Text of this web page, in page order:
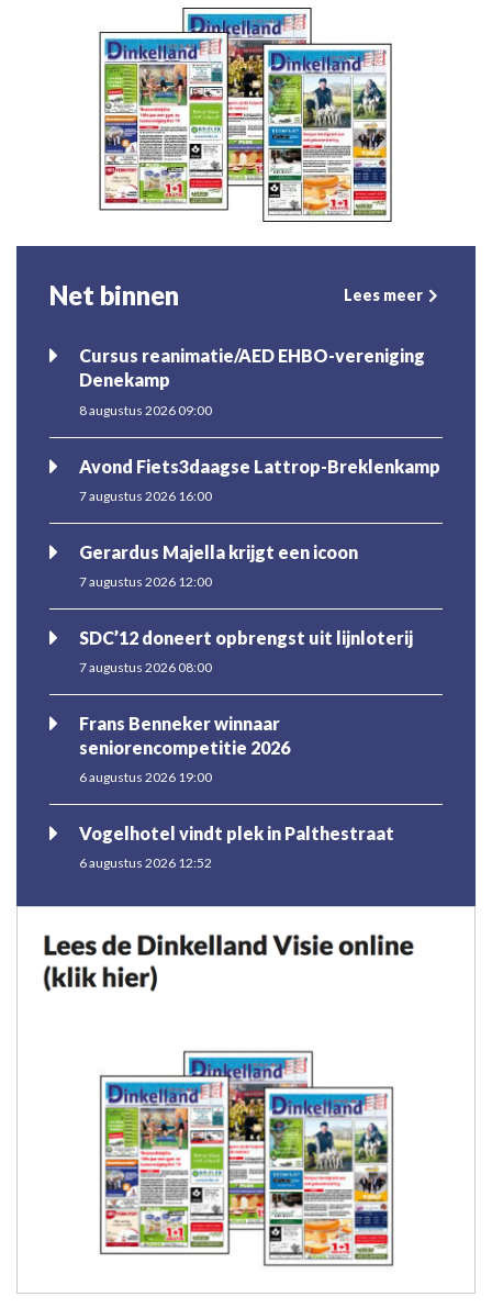
Net binnen Lees meer
Cursus reanimatie/AED EHBO-vereniging
Denekamp
8 augustus 2026 09:00
Avond Fiets3daagse Lattrop-Breklenkamp
7 augustus 2026 16:00
Gerardus Majella krijgt een icoon
7 augustus 2026 12:00
SDC’12 doneert opbrengst uit lijnloterij
7 augustus 2026 08:00
Frans Benneker winnaar
seniorencompetitie 2026
6 augustus 2026 19:00
Vogelhotel vindt plek in Palthestraat
6 augustus 2026 12:52